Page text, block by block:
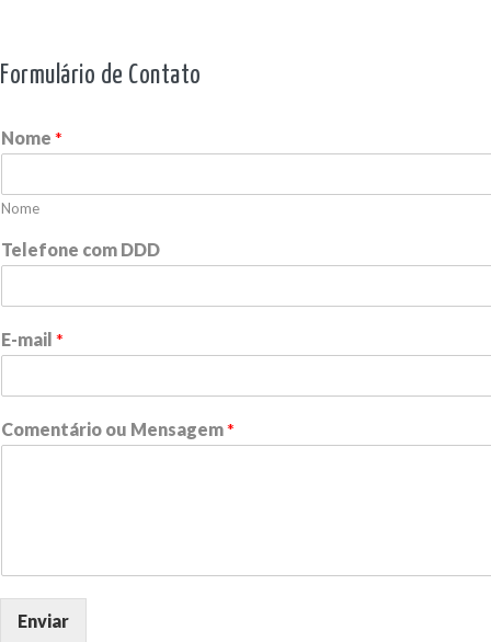
Formulário de Contato
Nome *
Nome
Telefone com DDD
E-mail *
Comentário ou Mensagem*
Enviar